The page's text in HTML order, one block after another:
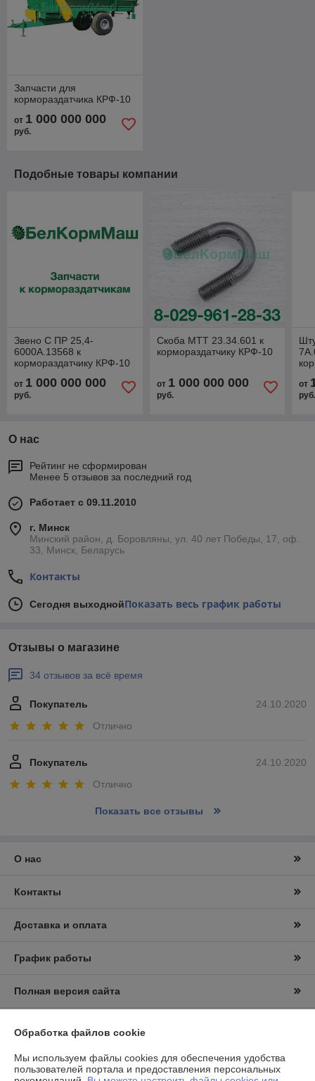
Запчасти для
кормораздатчика КРФ-10
от 1 000 000 000
руб.
Подобные товары компании
Звено С ПР 25,4-
6000А.13568 к
кормораздатчику КРФ-10
от 1 000 000 000
руб.
Скоба МТТ 23.34.601 к
кормораздатчику КРФ-10
от 1 000 000 000
руб.
от
О нас
Рейтинг не сформирован
Менее 5 отзывов за последний год
Работает с 09.11.2010
г. Минск
Минский район, д. Боровляны, ул. 40 лет Победы, 17, оф.
33, Минск, Беларусь
Контакты
Сегодня выходнойПоказать весь график работы
Отзывы о магазине
34 отзывов за всё время
24.10.2020
Покупатель
Отлично
24.10.2020
Покупатель
Отлично
Показать все отзывы
О нас
Контакты
Доставка и оплата
График работы
Полная версия сайта
Сайт создан на платформе Deal.by
Обработка файлов cookie
Мы используем файлы cookies для обеспечения удобства
пользователей портала и предоставления персональных